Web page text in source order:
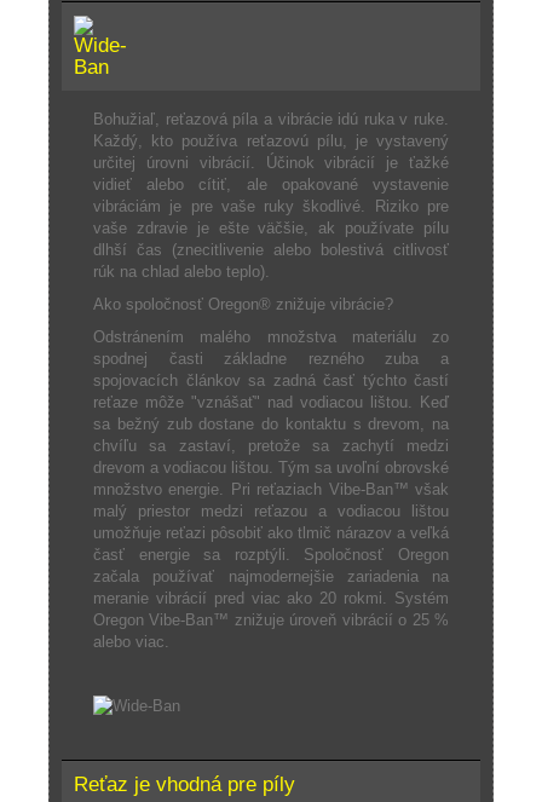
Bohužiaľ, reťazová píla a vibrácie idú ruka v ruke.
Každý, kto používa reťazovú pílu, je vystavený
určitej úrovni vibrácií. Účinok vibrácií je ťažké
vidieť alebo cítiť, ale opakované vystavenie
vibráciám je pre vaše ruky škodlivé. Riziko pre
vaše zdravie je ešte väčšie, ak používate pílu
dlhší čas (znecitlivenie alebo bolestivá citlivosť
rúk na chlad alebo teplo).
Ako spoločnosť Oregon® znižuje vibrácie?
Odstránením malého množstva materiálu zo
spodnej časti základne rezného zuba a
spojovacích článkov sa zadná časť týchto častí
reťaze môže "vznášať" nad vodiacou lištou. Keď
sa bežný zub dostane do kontaktu s drevom, na
chvíľu sa zastaví, pretože sa zachytí medzi
drevom a vodiacou lištou. Tým sa uvoľní obrovské
množstvo energie. Pri reťaziach Vibe-Ban™ však
malý priestor medzi reťazou a vodiacou lištou
umožňuje reťazi pôsobiť ako tlmič nárazov a veľká
časť energie sa rozptýli. Spoločnosť Oregon
začala používať najmodernejšie zariadenia na
meranie vibrácií pred viac ako 20 rokmi. Systém
Oregon Vibe-Ban™ znižuje úroveň vibrácií o 25 %
alebo viac.
Reťaz je vhodná pre píly